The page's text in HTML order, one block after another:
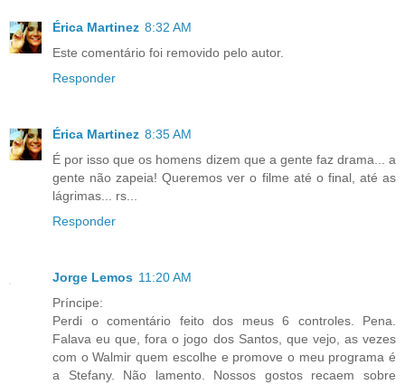
Érica Martinez 8:32 AM
Este comentário foi removido pelo autor.
Responder
Érica Martinez 8:35 AM
É por isso que os homens dizem que a gente faz drama... a
gente não zapeia! Queremos ver o filme até o final, até as
lágrimas... rs...
Responder
Jorge Lemos 11:20 AM
Príncipe:
Perdi o comentário feito dos meus 6 controles. Pena.
Falava eu que, fora o jogo dos Santos, que vejo, as vezes
com o Walmir quem escolhe e promove o meu programa é
a Stefany. Não lamento. Nossos gostos recaem sobre